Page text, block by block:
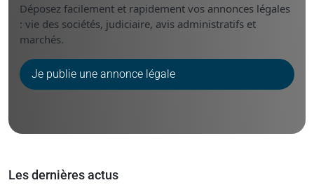
Déposez facilement et rapidement vos annonces légales
: vie des sociétés, judiciaire, avis administratifs et
marchés.
Je publie une annonce légale
Les dernières actus